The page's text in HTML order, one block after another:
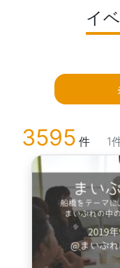
イ
3595 件 1